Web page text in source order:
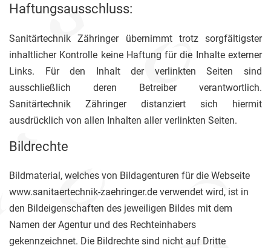
Haftungsausschluss:
Sanitärtechnik Zähringer übernimmt trotz sorgfältigster
inhaltlicher Kontrolle keine Haftung für die Inhalte externer
Links. Für den Inhalt der verlinkten Seiten sind
ausschließlich deren Betreiber verantwortlich.
Sanitärtechnik Zähringer distanziert sich hiermit
ausdrücklich von allen Inhalten aller verlinkten Seiten.
Bildrechte
Bildmaterial, welches von Bildagenturen für die Webseite
www.sanitaertechnik-zaehringer.de verwendet wird, ist in
den Bildeigenschaften des jeweiligen Bildes mit dem
Namen der Agentur und des Rechteinhabers
gekennzeichnet. Die Bildrechte sind nicht auf Dritte